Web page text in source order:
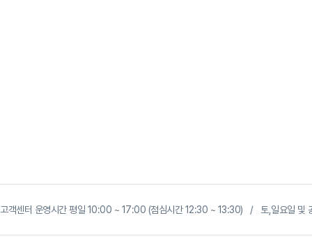
고객센터 운영시간 평일 10:00 ~ 17:00 (점심시간 12:30 ~ 13:30) / 토,일요일 및